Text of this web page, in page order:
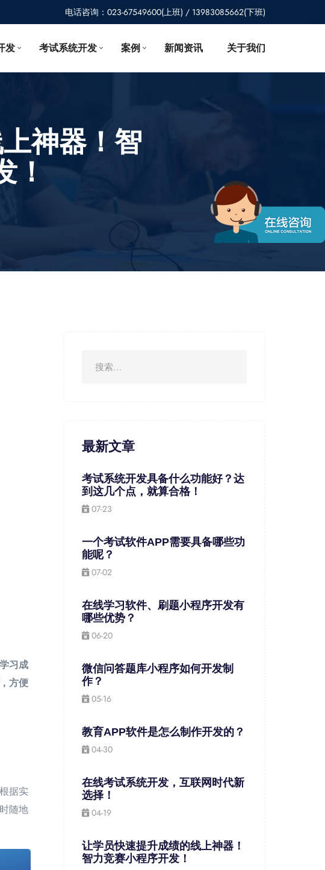
电话咨询：023-67549600(上班) / 13983085662(下班)
发 考试系统开发 案例 新闻资讯 关于我们
神器！智
！
习成
方便
据实
随地
最新文章
考试系统开发具备什么功能好？达
到这几个点，就算合格！
07-23
一个考试软件APP需要具备哪些功
能呢？
07-02
在线学习软件、刷题小程序开发有
哪些优势？
06-20
微信问答题库小程序如何开发制
作？
05-16
教育APP软件是怎么制作开发的？
04-30
在线考试系统开发，互联网时代新
选择！
04-19
让学员快速提升成绩的线上神器！
智力竞赛小程序开发！